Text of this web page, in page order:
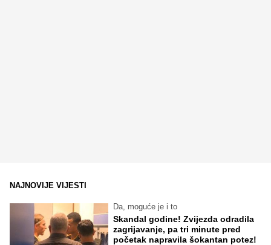
NAJNOVIJE VIJESTI
Da, moguće je i to
Skandal godine! Zvijezda odradila
zagrijavanje, pa tri minute pred
početak napravila šokantan potez!